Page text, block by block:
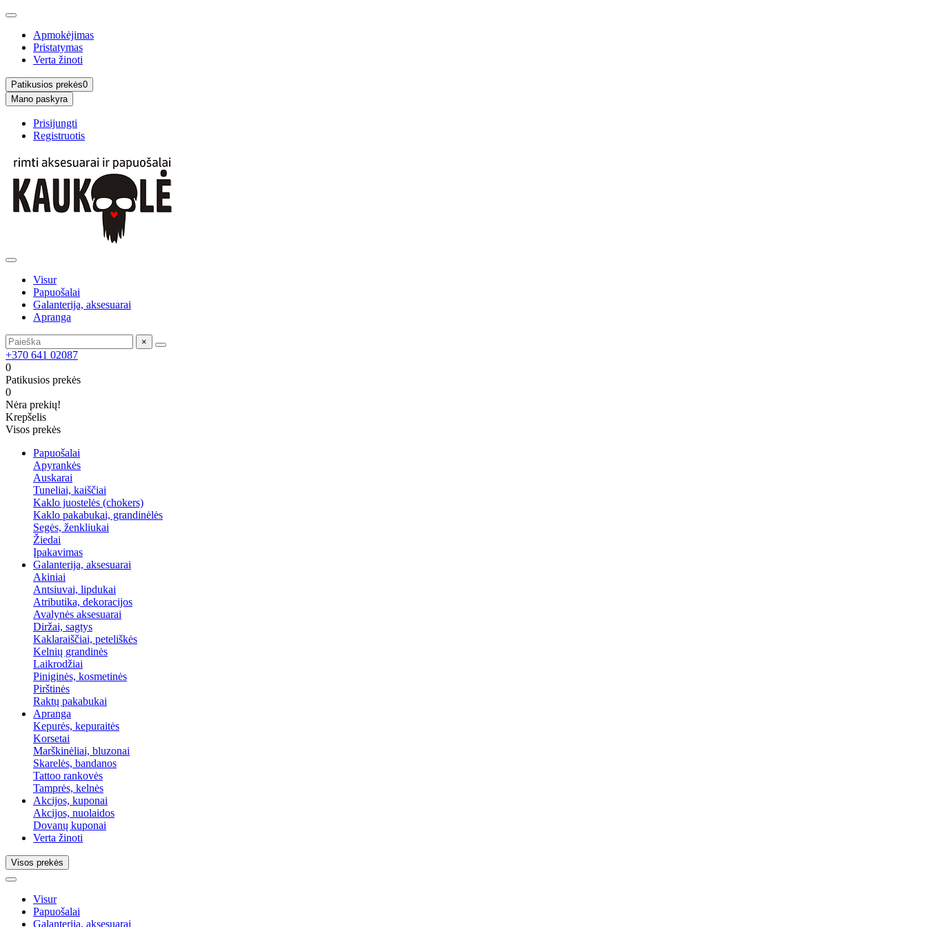
Apmokėjimas
Pristatymas
Verta žinoti
Patikusios prekės0
Mano paskyra
Prisijungti
Registruotis
Visur
Papuošalai
Galanterija, aksesuarai
Apranga
×
+370 641 02087
0
Patikusios prekės
0
Nėra prekių!
Krepšelis
Visos prekės
Papuošalai
Apyrankės
Auskarai
Tuneliai, kaiščiai
Kaklo juostelės (chokers)
Kaklo pakabukai, grandinėlės
Segės, ženkliukai
Žiedai
Įpakavimas
Galanterija, aksesuarai
Akiniai
Antsiuvai, lipdukai
Atributika, dekoracijos
Avalynės aksesuarai
Diržai, sagtys
Kaklaraiščiai, peteliškės
Kelnių grandinės
Laikrodžiai
Piniginės, kosmetinės
Pirštinės
Raktų pakabukai
Apranga
Kepurės, kepuraitės
Korsetai
Marškinėliai, bluzonai
Skarelės, bandanos
Tattoo rankovės
Tamprės, kelnės
Akcijos, kuponai
Akcijos, nuolaidos
Dovanų kuponai
Verta žinoti
Visos prekės
Visur
Papuošalai
Galanterija, aksesuarai